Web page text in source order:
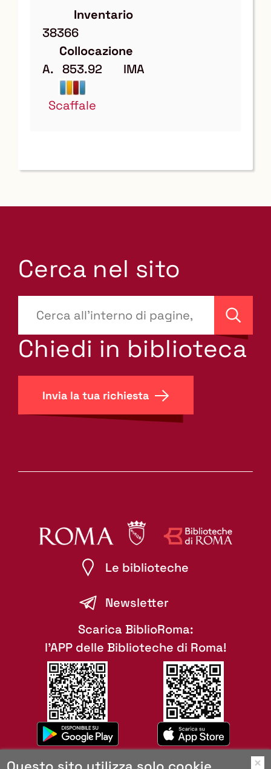
Inventario
38366
Collocazione
A.   853.92       IMA
Scaffale
Cerca nel sito
site-
search.label???
Cerca
Chiedi in biblioteca
Invia la tua richiesta
Le biblioteche
Newsletter
Scarica BiblioRoma:
l'APP delle Biblioteche di Roma!